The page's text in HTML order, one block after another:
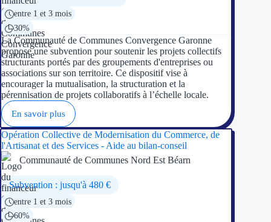
FAQ
Blog
Nos partenaires
Contactez-nous
entre 1 et 3 mois
30%
La Communauté de Communes Convergence Garonne
propose une subvention pour soutenir les projets collectifs
structurants portés par des groupements d'entreprises ou
associations sur son territoire. Ce dispositif vise à
encourager la mutualisation, la structuration et la
pérennisation de projets collaboratifs à l’échelle locale.
En savoir plus
Opération Collective de Modernisation du Commerce, de
l'Artisanat et des Services - Aide au bilan-conseil
Communauté de Communes Nord Est Béarn
Subvention : jusqu'à 480 €
entre 1 et 3 mois
60%